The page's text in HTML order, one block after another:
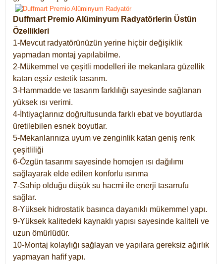
Duffmart Premio Alüminyum Radyatörlerin Üstün
Özellikleri
1-Mevcut radyatörünüzün yerine hiçbir değişiklik
yapmadan montaj yapılabilme.
2-Mükemmel ve çeşitli modelleri ile mekanlara güzellik
katan eşsiz estetik tasarım.
3-Hammadde ve tasarım farklılığı sayesinde sağlanan
yüksek ısı verimi.
4-İhtiyaçlarınız doğrultusunda farklı ebat ve boyutlarda
üretilebilen esnek boyutlar.
5-Mekanlarınıza uyum ve zenginlik katan geniş renk
çeşitliliği
6-Özgün tasarımı sayesinde homojen ısı dağılımı
sağlayarak elde edilen konforlu ısınma
7-Sahip olduğu düşük su hacmi ile enerji tasarrufu
sağlar.
8-Yüksek hidrostatik basınca dayanıklı mükemmel yapı.
9-Yüksek kalitedeki kaynaklı yapısı sayesinde kaliteli ve
uzun ömürlüdür.
10-Montaj kolaylığı sağlayan ve yapılara gereksiz ağırlık
yapmayan hafif yapı.